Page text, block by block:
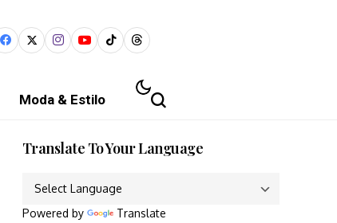
Moda & Estilo
Translate To Your Language
Powered by Translate